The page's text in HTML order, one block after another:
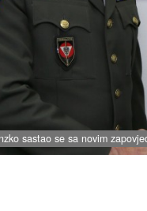
sastao se sa novim